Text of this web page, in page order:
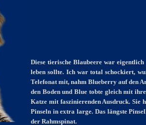
Diese tierische Blaubeere war
leben sollte. Ich war total schockiert,
Telefonat mit, nahm Blueberry auf den
den Boden und Blue tobte gleich mit
Katze mit faszinierenden Ausdruck. Sie
Pinseln in extra large. Das längste
der Rahmspinat.